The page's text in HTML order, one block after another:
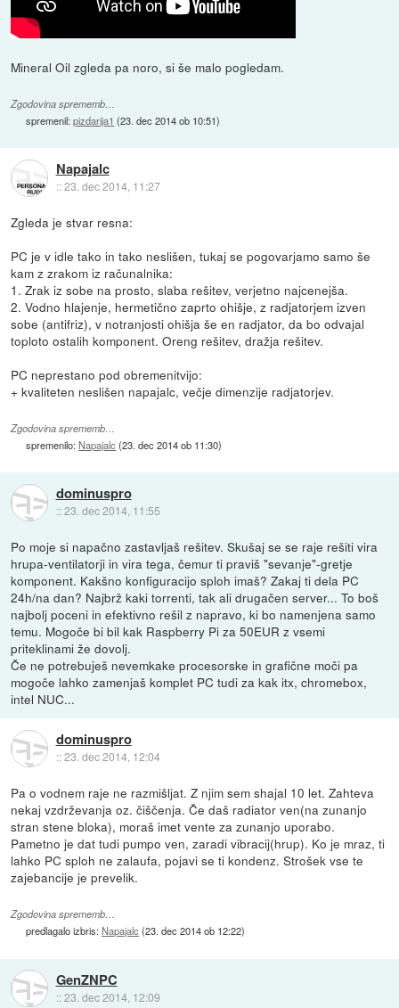
Mineral Oil zgleda pa noro, si še malo pogledam.
Zgodovina sprememb…
spremenil:pizdarija1 (23. dec 2014 ob 10:51)
Napajalc
::23. dec 2014, 11:27
Zgleda je stvar resna:
PC je v idle tako in tako neslišen, tukaj se pogovarjamo samo še
kam z zrakom iz računalnika:
1. Zrak iz sobe na prosto, slaba rešitev, verjetno najcenejša.
2. Vodno hlajenje, hermetično zaprto ohišje, z radjatorjem izven
sobe (antifriz), v notranjosti ohišja še en radjator, da bo odvajal
toploto ostalih komponent. Oreng rešitev, dražja rešitev.
PC neprestano pod obremenitvijo:
+ kvaliteten neslišen napajalc, večje dimenzije radjatorjev.
Zgodovina sprememb…
spremenilo:Napajalc (23. dec 2014 ob 11:30)
dominuspro
::23. dec 2014, 11:55
Po moje si napačno zastavljaš rešitev. Skušaj se se raje rešiti vira
hrupa-ventilatorji in vira tega, čemur ti praviš "sevanje"-gretje
komponent. Kakšno konfiguracijo sploh imaš? Zakaj ti dela PC
24h/na dan? Najbrž kaki torrenti, tak ali drugačen server... To boš
najbolj poceni in efektivno rešil z napravo, ki bo namenjena samo
temu. Mogoče bi bil kak Raspberry Pi za 50EUR z vsemi
priteklinami že dovolj.
Če ne potrebuješ nevemkake procesorske in grafične moči pa
mogoče lahko zamenjaš komplet PC tudi za kak itx, chromebox,
intel NUC...
dominuspro
::23. dec 2014, 12:04
Pa o vodnem raje ne razmišljat. Z njim sem shajal 10 let. Zahteva
nekaj vzdrževanja oz. čiščenja. Če daš radiator ven(na zunanjo
stran stene bloka), moraš imet vente za zunanjo uporabo.
Pametno je dat tudi pumpo ven, zaradi vibracij(hrup). Ko je mraz, ti
lahko PC sploh ne zalaufa, pojavi se ti kondenz. Strošek vse te
zajebancije je prevelik.
Zgodovina sprememb…
predlagalo izbris:Napajalc (23. dec 2014 ob 12:22)
GenZNPC
::23. dec 2014, 12:09